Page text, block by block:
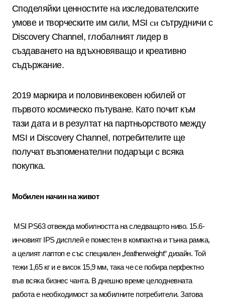
Споделяйки ценностите на изследователските
умове и творческите им сили, MSIси сътрудничи с
Discovery Channel, глобалният лидер в
създаването на вдъхновяващо и креативно
съдържание.
2019 маркира и половинвековен юбилей от
първото космическо пътуване. Като почит към
тази дата и в резултат на партньорството между
MSI и Discovery Channel, потребителите ще
получат възпоменателни подаръци с всяка
покупка.
Мобилен начин на живот
MSI PS63отвежда мобилността на следващото ниво. 15.6-
инчовиятIPSдисплей е поместен в компактна и тънка рамка,
а целият лаптоп е със специален „featherweight“ дизайн. Той
тежи 1,65 кг и е висок 15,9 мм, така че се побира перфектно
във всяка бизнес чанта. В днешно време целодневната
работа е необходимост за мобилните потребители. Затова